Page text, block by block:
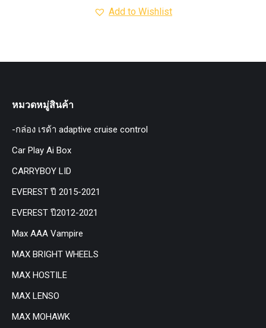
Add to Wishlist
หมวดหมู่สินค้า
-กล่อง เรด้า adaptive cruise control
Car Play Ai Box
CARRYBOY LID
EVEREST ปี 2015-2021
EVEREST ปี2012-2021
Max AAA Vampire
MAX BRIGHT WHEELS
MAX HOSTILE
MAX LENSO
MAX MOHAWK